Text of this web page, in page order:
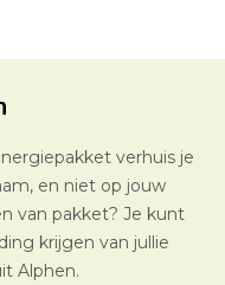
verhuis je
en niet op jouw
van pakket? Je kunt
krijgen van jullie
Alphen.